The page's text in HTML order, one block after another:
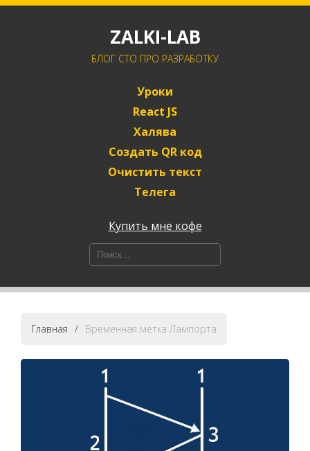
ZALKI-LAB
БЛОГ CTO ПРО РАЗРАБОТКУ
Уроки
React JS
Халява
Создать QR код
Очистить текст
Телега
Купить мне кофе
Главная / Временная метка Лампорта